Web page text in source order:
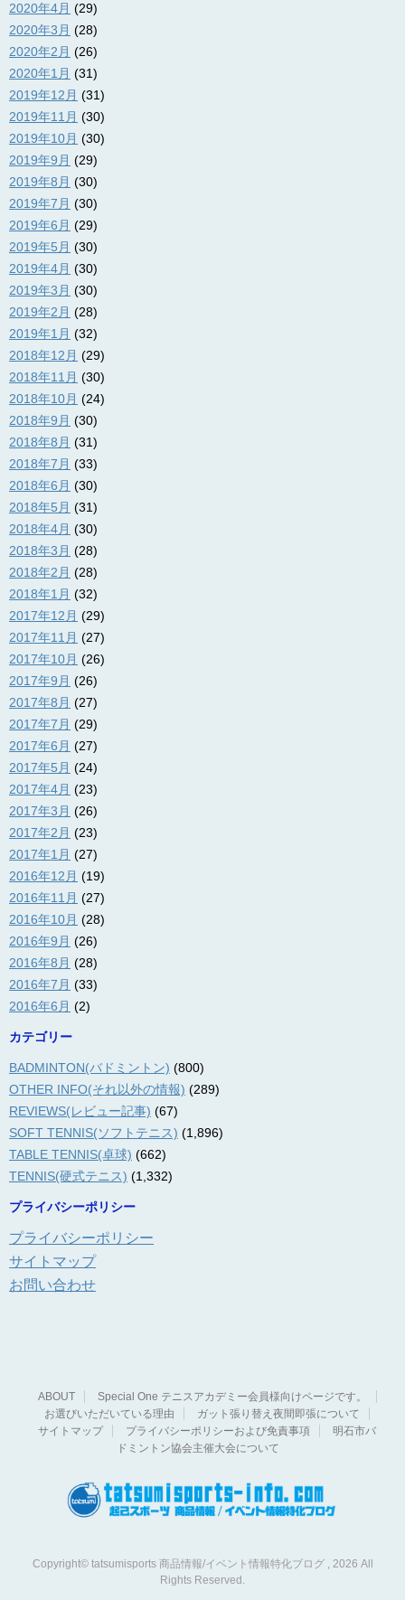
2020年4月 (29)
2020年3月 (28)
2020年2月 (26)
2020年1月 (31)
2019年12月 (31)
2019年11月 (30)
2019年10月 (30)
2019年9月 (29)
2019年8月 (30)
2019年7月 (30)
2019年6月 (29)
2019年5月 (30)
2019年4月 (30)
2019年3月 (30)
2019年2月 (28)
2019年1月 (32)
2018年12月 (29)
2018年11月 (30)
2018年10月 (24)
2018年9月 (30)
2018年8月 (31)
2018年7月 (33)
2018年6月 (30)
2018年5月 (31)
2018年4月 (30)
2018年3月 (28)
2018年2月 (28)
2018年1月 (32)
2017年12月 (29)
2017年11月 (27)
2017年10月 (26)
2017年9月 (26)
2017年8月 (27)
2017年7月 (29)
2017年6月 (27)
2017年5月 (24)
2017年4月 (23)
2017年3月 (26)
2017年2月 (23)
2017年1月 (27)
2016年12月 (19)
2016年11月 (27)
2016年10月 (28)
2016年9月 (26)
2016年8月 (28)
2016年7月 (33)
2016年6月 (2)
カテゴリー
BADMINTON(バドミントン) (800)
OTHER INFO(それ以外の情報) (289)
REVIEWS(レビュー記事) (67)
SOFT TENNIS(ソフトテニス) (1,896)
TABLE TENNIS(卓球) (662)
TENNIS(硬式テニス) (1,332)
プライバシーポリシー
プライバシーポリシー
サイトマップ
お問い合わせ
ABOUT
Special One テニスアカデミー会員様向けページです。
お選びいただいている理由
ガット張り替え夜間即張について
サイトマップ
プライバシーポリシーおよび免責事項
明石市バ
ドミントン協会主催大会について
Copyright© tatsumisports 商品情報/イベント情報特化ブログ , 2026 All
Rights Reserved.